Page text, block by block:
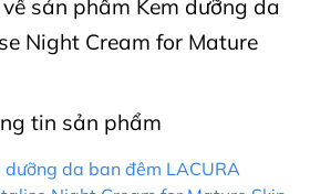
sản phẩm Kem dưỡng da
Night Cream for Mature
tin sản phẩm
dưỡng da ban đêm LACURA